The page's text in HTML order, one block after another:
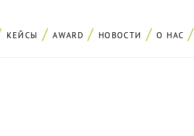
КЕЙСЫ AWARD НОВОСТИ О НАС